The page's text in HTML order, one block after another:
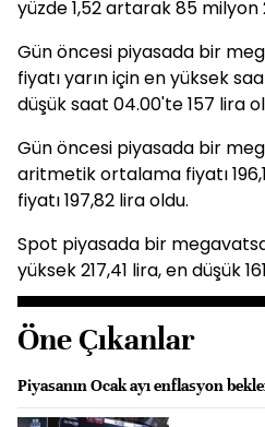
yüzde 1,52 artarak 85 milyon
Gün öncesi piyasada bir
fiyatı yarın için en yüksek
düşük saat 04.00'te 157 lira
Gün öncesi piyasada bir
aritmetik ortalama fiyatı
fiyatı 197,82 lira oldu.
Spot piyasada bir
yüksek 217,41 lira, en düşük
Öne Çıkanlar
Piyasanın Ocak ayı enflasyon